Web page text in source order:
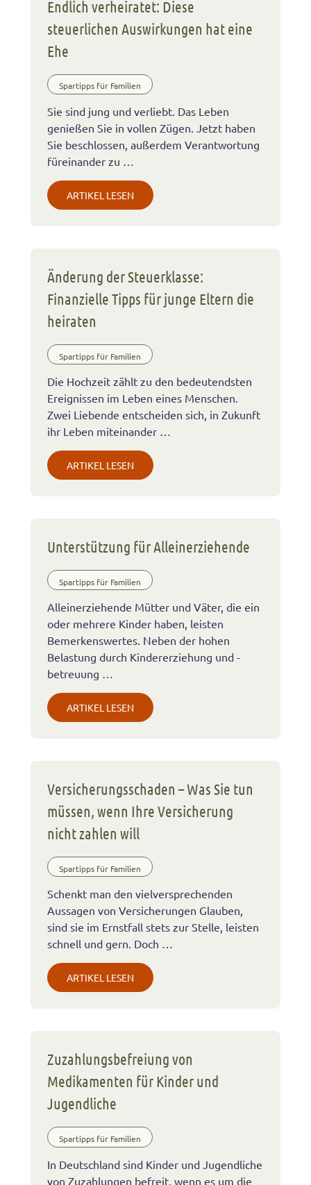
Endlich verheiratet: Diese
steuerlichen Auswirkungen hat eine
Ehe
Spartipps für Familien
Sie sind jung und verliebt. Das Leben
genießen Sie in vollen Zügen. Jetzt haben
Sie beschlossen, außerdem Verantwortung
füreinander zu …
ARTIKEL LESEN
Änderung der Steuerklasse:
Finanzielle Tipps für junge Eltern die
heiraten
Spartipps für Familien
Die Hochzeit zählt zu den bedeutendsten
Ereignissen im Leben eines Menschen.
Zwei Liebende entscheiden sich, in Zukunft
ihr Leben miteinander …
ARTIKEL LESEN
Unterstützung für Alleinerziehende
Spartipps für Familien
Alleinerziehende Mütter und Väter, die ein
oder mehrere Kinder haben, leisten
Bemerkenswertes. Neben der hohen
Belastung durch Kindererziehung und -
betreuung …
ARTIKEL LESEN
Versicherungsschaden – Was Sie tun
müssen, wenn Ihre Versicherung
nicht zahlen will
Spartipps für Familien
Schenkt man den vielversprechenden
Aussagen von Versicherungen Glauben,
sind sie im Ernstfall stets zur Stelle, leisten
schnell und gern. Doch …
ARTIKEL LESEN
Zuzahlungsbefreiung von
Medikamenten für Kinder und
Jugendliche
Spartipps für Familien
In Deutschland sind Kinder und Jugendliche
von Zuzahlungen befreit, wenn es um die